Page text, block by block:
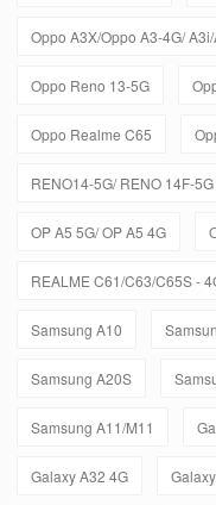
Oppo A3X/Oppo A3-4G/
Oppo Reno 13-5G
Oppo Realme C65
RENO14-5G/ RENO 14F-5G
OP A5 5G/ OP A5 4G
REALME C61/C63/C65S -
Samsung A10
Samsung A20S
Samsung A11/M11
Galaxy A32 4G